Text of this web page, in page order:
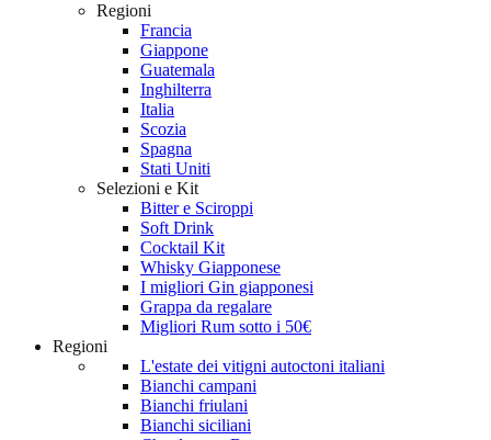
Regioni
Francia
Giappone
Guatemala
Inghilterra
Italia
Scozia
Spagna
Stati Uniti
Selezioni e Kit
Bitter e Sciroppi
Soft Drink
Cocktail Kit
Whisky Giapponese
I migliori Gin giapponesi
Grappa da regalare
Migliori Rum sotto i 50€
Regioni
L'estate dei vitigni autoctoni italiani
Bianchi campani
Bianchi friulani
Bianchi siciliani